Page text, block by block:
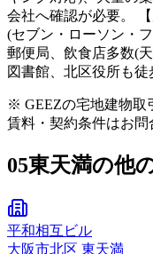
会社へ確認が必要。
(セブン・ローソン・
郵便局、飲食店多数(
図書館、北区役所も徒
※ GEEZの宅地建物取
賃料・契約条件はお問
05東天満の他
平和相互ビル
大阪市北区 東天満